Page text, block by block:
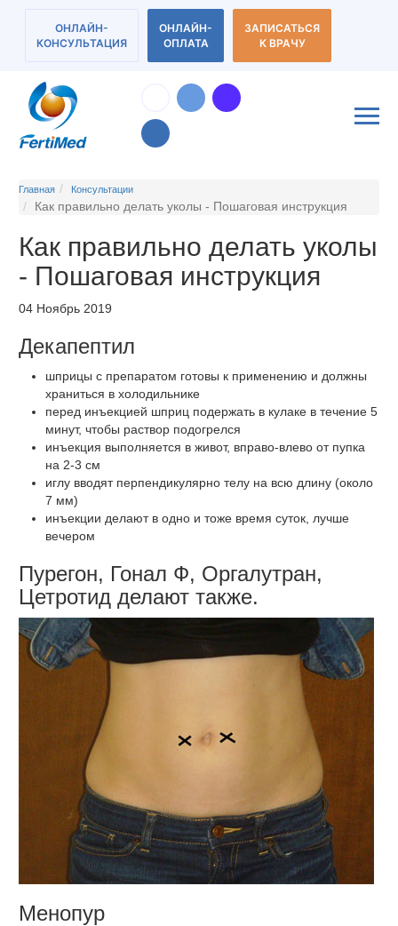
ОНЛАЙН-
КОНСУЛЬТАЦИЯ
ОНЛАЙН-
ОПЛАТА
ЗАПИСАТЬСЯ
К ВРАЧУ
Главная Консультации
Как правильно делать уколы - Пошаговая инструкция
Как правильно делать уколы
- Пошаговая инструкция
04 Ноябрь 2019
Декапептил
шприцы с препаратом готовы к применению и должны
храниться в холодильнике
перед инъекцией шприц подержать в кулаке в течение 5
минут, чтобы раствор подогрелся
инъекция выполняется в живот, вправо-влево от пупка
на 2-3 см
иглу вводят перпендикулярно телу на всю длину (около
7 мм)
инъекции делают в одно и тоже время суток, лучше
вечером
Пурегон, Гонал Ф, Оргалутран,
Цетротид делают также.
Менопур